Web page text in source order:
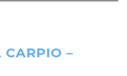
CARPIO –